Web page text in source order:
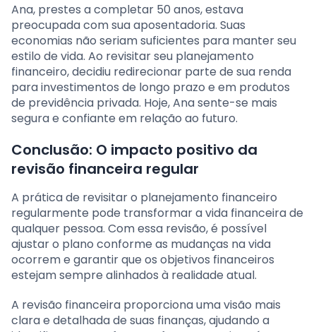
Ana, prestes a completar 50 anos, estava
preocupada com sua aposentadoria. Suas
economias não seriam suficientes para manter seu
estilo de vida. Ao revisitar seu planejamento
financeiro, decidiu redirecionar parte de sua renda
para investimentos de longo prazo e em produtos
de previdência privada. Hoje, Ana sente-se mais
segura e confiante em relação ao futuro.
Conclusão: O impacto positivo da
revisão financeira regular
A prática de revisitar o planejamento financeiro
regularmente pode transformar a vida financeira de
qualquer pessoa. Com essa revisão, é possível
ajustar o plano conforme as mudanças na vida
ocorrem e garantir que os objetivos financeiros
estejam sempre alinhados à realidade atual.
A revisão financeira proporciona uma visão mais
clara e detalhada de suas finanças, ajudando a